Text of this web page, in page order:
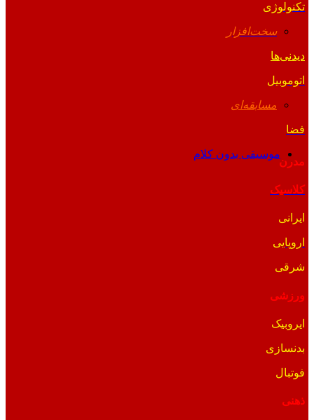
تکنولوژی
سخت‌افزار
دیدنی‌ها
اتوموبیل
مسابقه‌ای
فضا
موسیقی بدون کلام
مدرن
کلاسیک
ایرانی
اروپایی
شرقی
ورزشی
ایروبیک
بدنسازی
فوتبال
ذهنی